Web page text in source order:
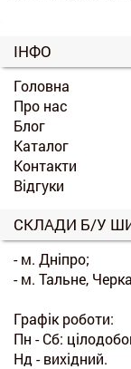
ІНФО
Головна
Про нас
Блог
Каталог
Контакти
Відгуки
СКЛАДИ Б/У
- м. Дніпро;
- м. Тальне,
Графік роботи:
Пн - Сб:
Нд - вихідний.